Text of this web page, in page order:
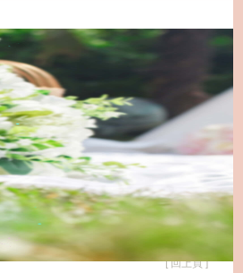
[ 回上頁 ]